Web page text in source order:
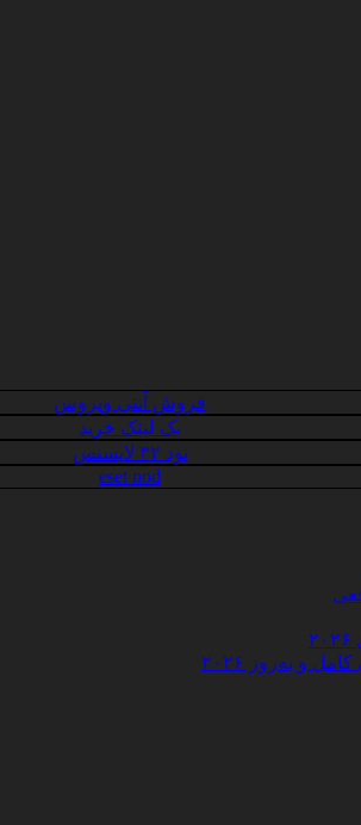
فروش آنتی ویروس
بک لینک خرید
نود ۳۲ لایسنس
eset nod
و به‌روز ۲۰۲۶